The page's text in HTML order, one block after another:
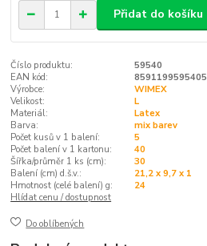
Přidat do košíku
Číslo produktu:
59540
EAN kód:
8591199595405
Výrobce:
WIMEX
Velikost:
L
Materiál:
Latex
Barva:
mix barev
Počet kusů v 1 balení:
5
Počet balení v 1 kartonu:
40
Šířka/průměr 1 ks (cm):
30
Balení (cm) d.š.v.:
21,2 x 9,7 x 1
Hmotnost (celé balení) g:
24
Hlídat cenu / dostupnost
Do oblíbených